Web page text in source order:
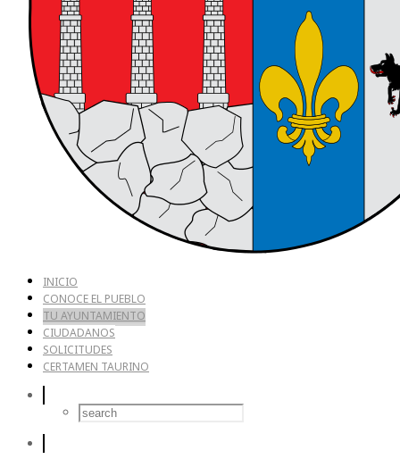
INICIO
CONOCE EL PUEBLO
TU AYUNTAMIENTO
CIUDADANOS
SOLICITUDES
CERTAMEN TAURINO